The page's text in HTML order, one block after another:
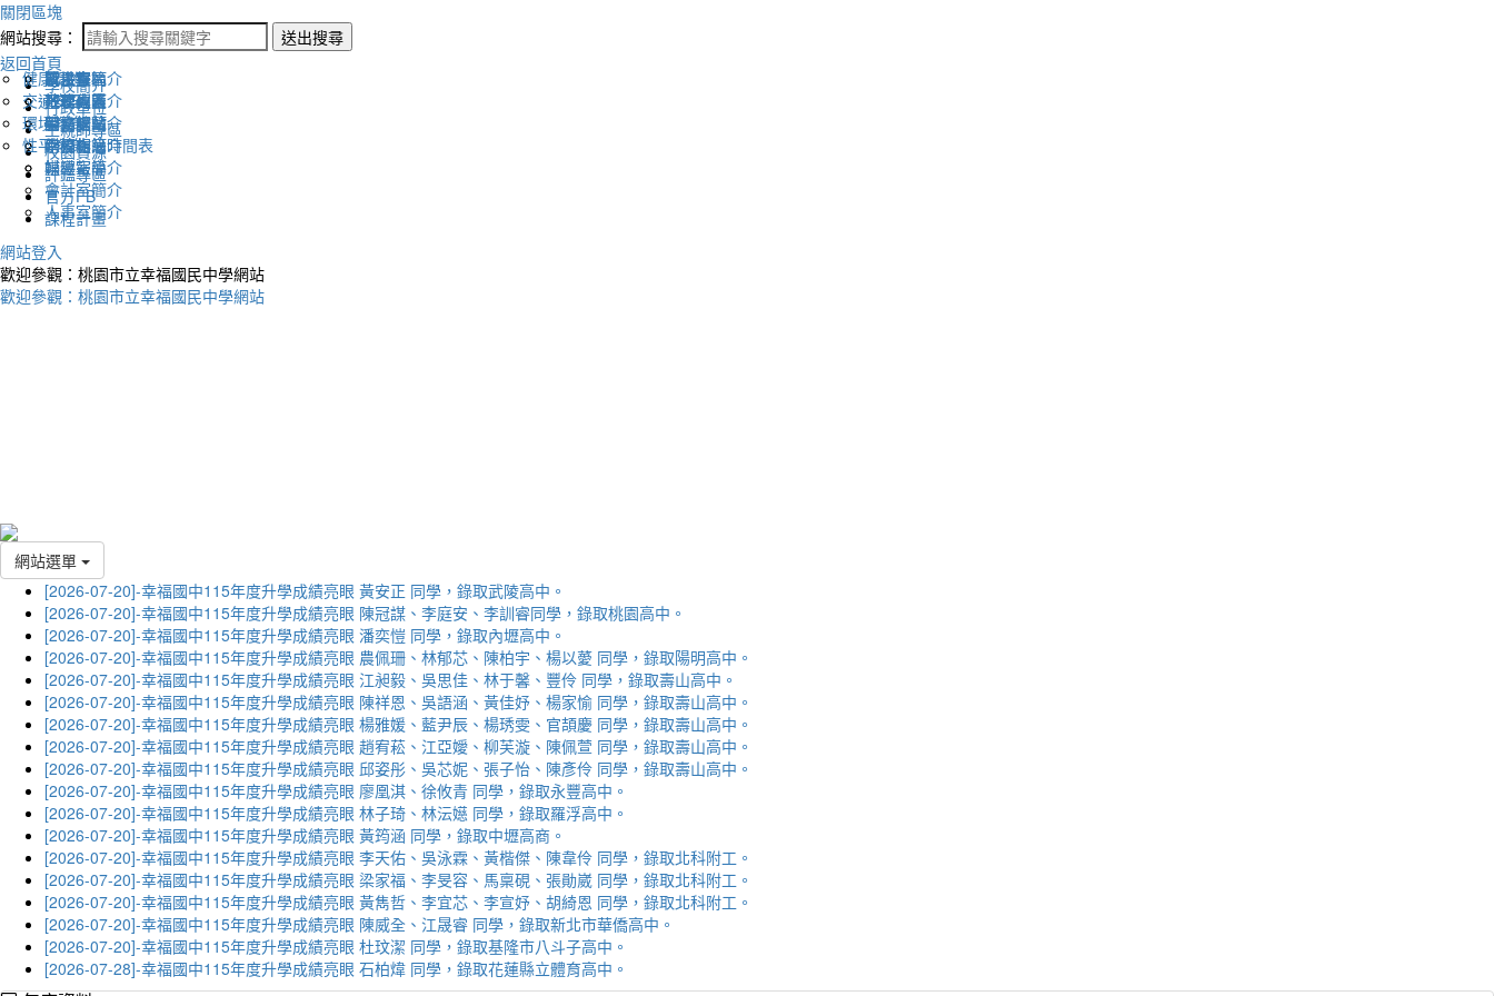
關閉區塊
網站搜尋：
送出搜尋
返回首頁
學校簡介
認識幸福
地理位置
英文網站
幸福相簿
媒體報導
行政單位
校長室簡介
教務處簡介
學務處簡介
總務處簡介
輔導室簡介
會計室簡介
人事室簡介
生親師專區
新生專區
升學專區
圖書館藏
學校作息時間表
校園資源
電子報
下載列表
評鑑專區
健康促進
交通安全
環境教育
性平教育
官方FB
課程計畫
網站登入
歡迎參觀：桃園市立幸福國民中學網站
歡迎參觀：桃園市立幸福國民中學網站
網站選單
[2026-07-20]-幸福國中115年度升學成績亮眼 黃安正 同學，錄取武陵高中。
[2026-07-20]-幸福國中115年度升學成績亮眼 陳冠謀、李庭安、李訓睿同學，錄取桃園高中。
[2026-07-20]-幸福國中115年度升學成績亮眼 潘奕愷 同學，錄取內壢高中。
[2026-07-20]-幸福國中115年度升學成績亮眼 農佩珊、林郁芯、陳柏宇、楊以薆 同學，錄取陽明高中。
[2026-07-20]-幸福國中115年度升學成績亮眼 江昶毅、吳思佳、林于馨、豐伶 同學，錄取壽山高中。
[2026-07-20]-幸福國中115年度升學成績亮眼 陳祥恩、吳語涵、黃佳妤、楊家愉 同學，錄取壽山高中。
[2026-07-20]-幸福國中115年度升學成績亮眼 楊雅媛、藍尹辰、楊琇雯、官頡慶 同學，錄取壽山高中。
[2026-07-20]-幸福國中115年度升學成績亮眼 趙宥菘、江亞嬡、柳芙漩、陳佩萱 同學，錄取壽山高中。
[2026-07-20]-幸福國中115年度升學成績亮眼 邱姿彤、吳芯妮、張子怡、陳彥伶 同學，錄取壽山高中。
[2026-07-20]-幸福國中115年度升學成績亮眼 廖凰淇、徐攸青 同學，錄取永豐高中。
[2026-07-20]-幸福國中115年度升學成績亮眼 林子琦、林沄嬨 同學，錄取羅浮高中。
[2026-07-20]-幸福國中115年度升學成績亮眼 黃筠涵 同學，錄取中壢高商。
[2026-07-20]-幸福國中115年度升學成績亮眼 李天佑、吳泳霖、黃楷傑、陳韋伶 同學，錄取北科附工。
[2026-07-20]-幸福國中115年度升學成績亮眼 梁家福、李旻容、馬稟硯、張勛崴 同學，錄取北科附工。
[2026-07-20]-幸福國中115年度升學成績亮眼 黃雋哲、李宜芯、李宣妤、胡綺恩 同學，錄取北科附工。
[2026-07-20]-幸福國中115年度升學成績亮眼 陳威全、江晟睿 同學，錄取新北市華僑高中。
[2026-07-20]-幸福國中115年度升學成績亮眼 杜玟潔 同學，錄取基隆市八斗子高中。
[2026-07-28]-幸福國中115年度升學成績亮眼 石柏煒 同學，錄取花蓮縣立體育高中。